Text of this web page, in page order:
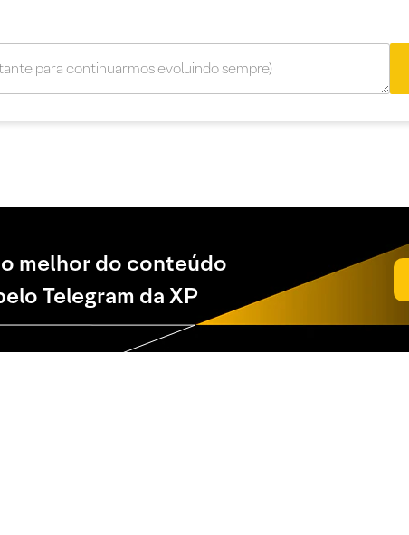
melhor do conteúdo
Telegram da XP